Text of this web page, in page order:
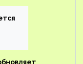
за рубежа